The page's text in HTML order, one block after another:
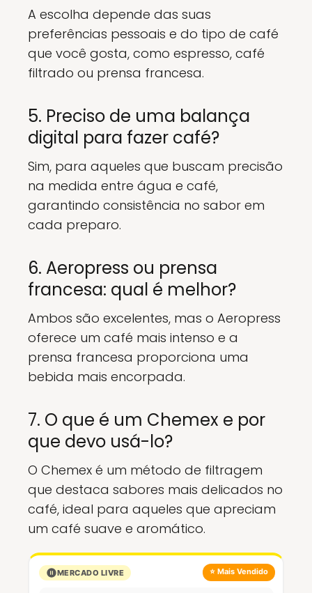
A escolha depende das suas
preferências pessoais e do tipo de café
que você gosta, como espresso, café
filtrado ou prensa francesa.
5. Preciso de uma balança
digital para fazer café?
Sim, para aqueles que buscam precisão
na medida entre água e café,
garantindo consistência no sabor em
cada preparo.
6. Aeropress ou prensa
francesa: qual é melhor?
Ambos são excelentes, mas o Aeropress
oferece um café mais intenso e a
prensa francesa proporciona uma
bebida mais encorpada.
7. O que é um Chemex e por
que devo usá-lo?
O Chemex é um método de filtragem
que destaca sabores mais delicados no
café, ideal para aqueles que apreciam
um café suave e aromático.
⭐ Mais Vendido
MERCADO LIVRE